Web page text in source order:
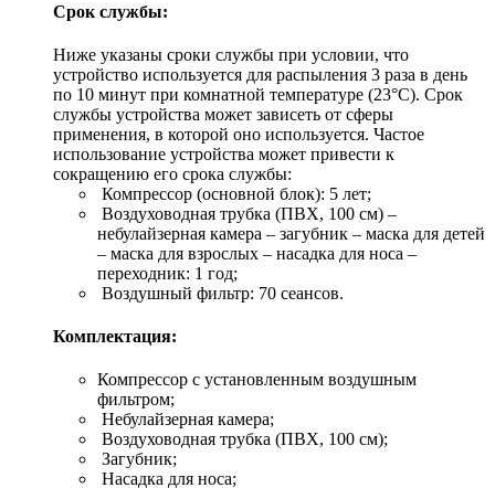
Срок службы:
Ниже указаны сроки службы при условии, что
устройство используется для распыления 3 раза в день
по 10 минут при комнатной температуре (23°C). Срок
службы устройства может зависеть от сферы
применения, в которой оно используется. Частое
использование устройства может привести к
сокращению его срока службы:
Компрессор (основной блок): 5 лет;
Воздуховодная трубка (ПВХ, 100 см) –
небулайзерная камера – загубник – маска для детей
– маска для взрослых – насадка для носа –
переходник: 1 год;
Воздушный фильтр: 70 сеансов.
Комплектация:
Компрессор с установленным воздушным
фильтром;
Небулайзерная камера;
Воздуховодная трубка (ПВХ, 100 см);
Загубник;
Насадка для носа;